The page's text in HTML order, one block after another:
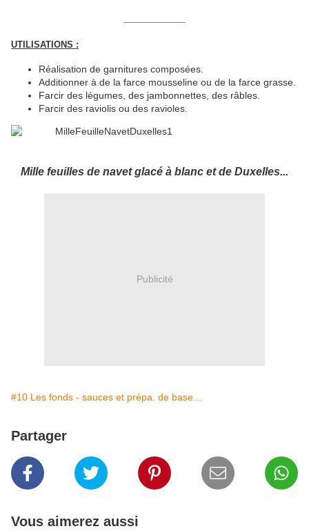
UTILISATIONS :
Réalisation de garnitures composées.
Additionner à de la farce mousseline ou de la farce grasse.
Farcir des légumes, des jambonnettes, des râbles.
Farcir des raviolis ou des ravioles.
Mille feuilles de navet glacé à blanc et de Duxelles...
Publicité
#10 Les fonds - sauces et prépa. de base...
Partager
Vous aimerez aussi